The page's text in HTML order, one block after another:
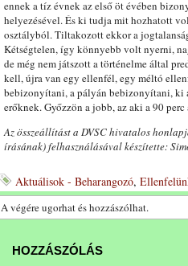
ennek a tíz évnek az első öt évében
helyezésével. És ki tudja mit hozhatott
osztályból. Tiltakozott ekkor a
Kétségtelen, így könnyebb volt nyerni,
de még nem játszott a történelme által
kell, újra van egy ellenfél, egy méltó
bebizonyítani, a pályán bebizonyítani, ki
erőknek. Győzzön a jobb, az aki a 90
Az összeállítást a DVSC hivatalos
írásának) felhasználásával készítette:
Aktuálisok - Beharangozó,
A végére ugorhat és hozzászólhat.
HOZZÁSZÓLÁS